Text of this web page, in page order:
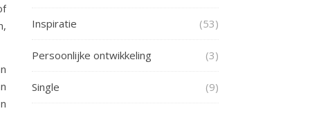
Inspiratie (53)
Persoonlijke ontwikkeling (3)
Single (9)